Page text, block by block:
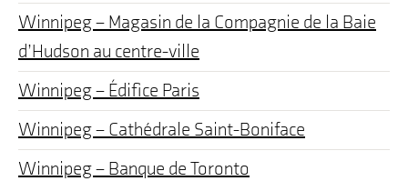
Winnipeg – Magasin de la Compagnie de la Baie
d’Hudson au centre-ville
Winnipeg – Édifice Paris
Winnipeg – Cathédrale Saint-Boniface
Winnipeg – Banque de Toronto